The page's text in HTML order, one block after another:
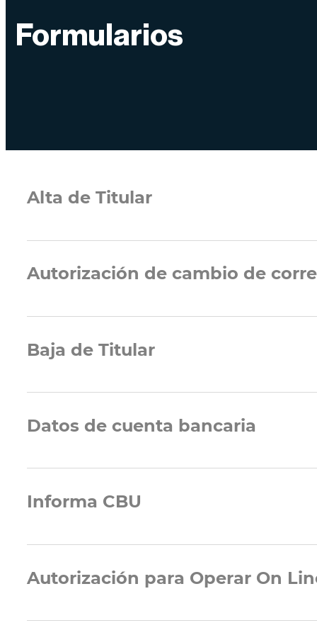
Formularios
Alta de Titular
Autorización de cambio de
Baja de Titular
Datos de cuenta bancaria
Informa CBU
Autorización para Operar On